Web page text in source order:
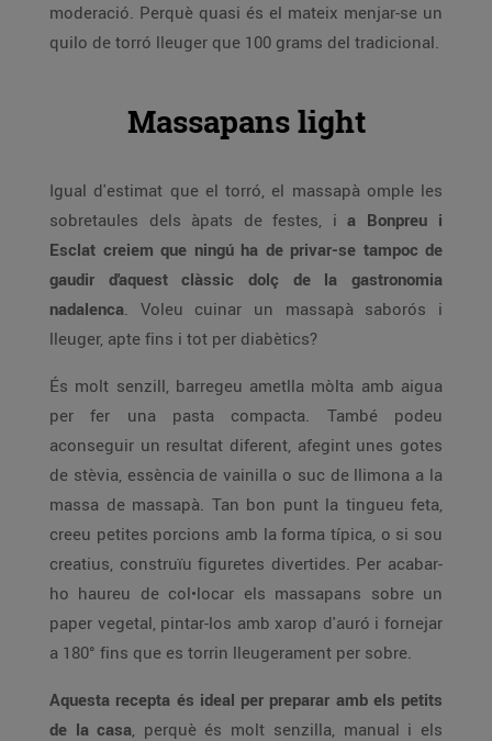
moderació. Perquè quasi és el mateix menjar-se un
quilo de torró lleuger que 100 grams del tradicional.
Massapans light
Igual d'estimat que el torró, el massapà omple les
sobretaules dels àpats de festes, i a Bonpreu i
Esclat creiem que ningú ha de privar-se tampoc de
gaudir d'aquest clàssic dolç de la gastronomia
nadalenca. Voleu cuinar un massapà saborós i
lleuger, apte fins i tot per diabètics?
És molt senzill, barregeu ametlla mòlta amb aigua
per fer una pasta compacta. També podeu
aconseguir un resultat diferent, afegint unes gotes
de stèvia, essència de vainilla o suc de llimona a la
massa de massapà. Tan bon punt la tingueu feta,
creeu petites porcions amb la forma típica, o si sou
creatius, construïu figuretes divertides. Per acabar-
ho haureu de col•locar els massapans sobre un
paper vegetal, pintar-los amb xarop d'auró i fornejar
a 180° fins que es torrin lleugerament per sobre.
Aquesta recepta és ideal per preparar amb els petits
de la casa, perquè és molt senzilla, manual i els